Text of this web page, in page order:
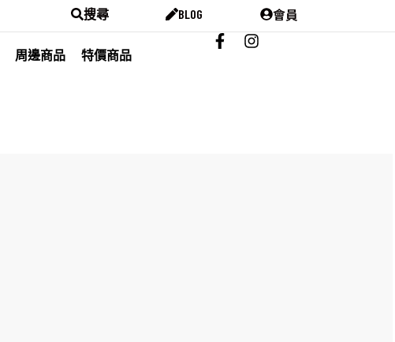
搜尋 BLOG 會員
周邊商品
特價商品